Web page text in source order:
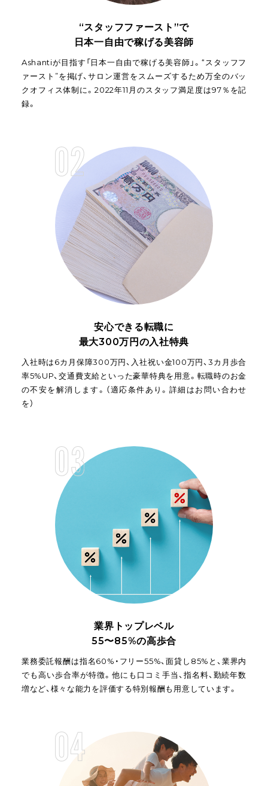
“スタッフファースト”で
日本一自由で稼げる美容師
Ashantiが目指す「日本一自由で稼げる美容師」。“スタッフフ
ァースト”を掲げ、サロン運営をスムーズするため万全のバッ
クオフィス体制に。2022年11月のスタッフ満足度は97％を記
録。
安心できる転職に
最大300万円の入社特典
入社時は6カ月保障300万円、入社祝い金100万円、3カ月歩合
率5%UP、交通費支給といった豪華特典を用意。転職時のお金
の不安を解消します。（適応条件あり。詳細はお問い合わせ
を）
業界トップレベル
55〜85%の高歩合
業務委託報酬は指名60%・フリー55%、面貸し85%と、業界内
でも高い歩合率が特徴。他にも口コミ手当、指名料、勤続年数
増など、様々な能力を評価する特別報酬も用意しています。